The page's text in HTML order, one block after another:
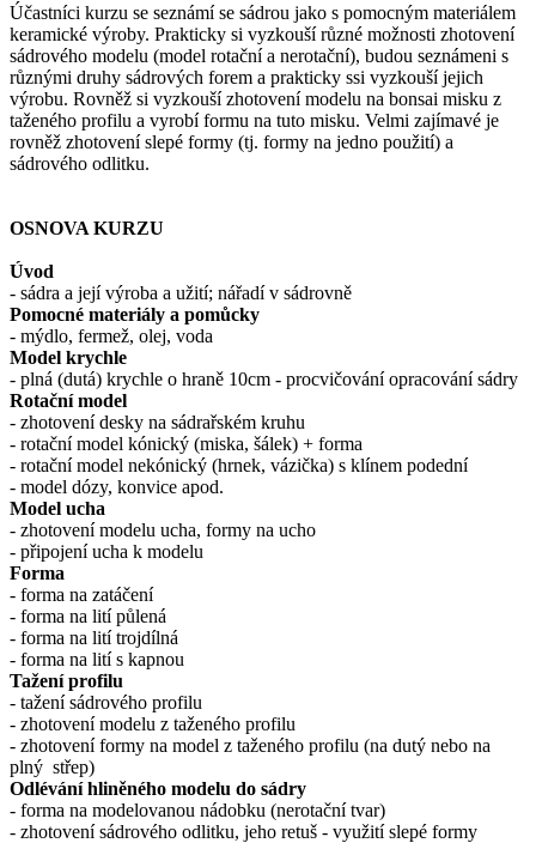
Účastníci kurzu se seznámí se sádrou jako s pomocným materiálem
keramické výroby. Prakticky si vyzkouší různé možnosti zhotovení
sádrového modelu (model rotační a nerotační), budou seznámeni s
různými druhy sádrových forem a prakticky ssi vyzkouší jejich
výrobu. Rovněž si vyzkouší zhotovení modelu na bonsai misku z
taženého profilu a vyrobí formu na tuto misku. Velmi zajímavé je
rovněž zhotovení slepé formy (tj. formy na jedno použití) a
sádrového odlitku.
OSNOVA KURZU
Úvod
- sádra a její výroba a užití; nářadí v sádrovně
Pomocné materiály a pomůcky
- mýdlo, fermež, olej, voda
Model krychle
- plná (dutá) krychle o hraně 10cm - procvičování opracování sádry
Rotační model
- zhotovení desky na sádrařském kruhu
- rotační model kónický (miska, šálek) + forma
- rotační model nekónický (hrnek, vázička) s klínem podední
- model dózy, konvice apod.
Model ucha
- zhotovení modelu ucha, formy na ucho
- připojení ucha k modelu
Forma
- forma na zatáčení
- forma na lití půlená
- forma na lití trojdílná
- forma na lití s kapnou
Tažení profilu
- tažení sádrového profilu
- zhotovení modelu z taženého profilu
- zhotovení formy na model z taženého profilu (na dutý nebo na
plný střep)
Odlévání hliněného modelu do sádry
- forma na modelovanou nádobku (nerotační tvar)
- zhotovení sádrového odlitku, jeho retuš - využití slepé formy